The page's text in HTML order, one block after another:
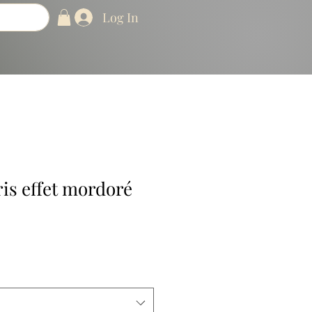
Log In
effet mordoré